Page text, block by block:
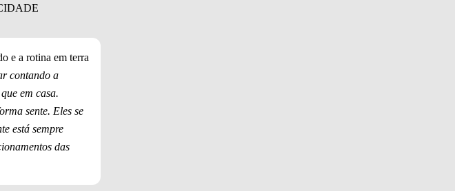
e a rotina em terra
contando a
em casa.
sente. Eles se
está sempre
das